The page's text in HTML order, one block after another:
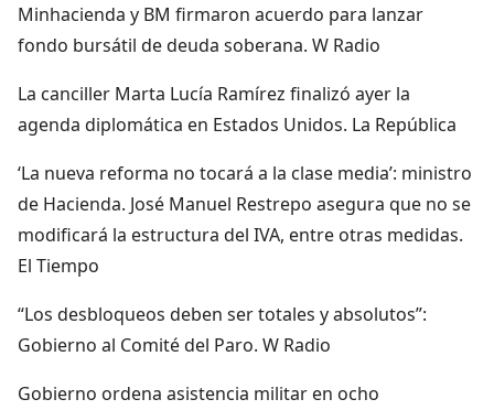
Minhacienda y BM firmaron acuerdo para lanzar
fondo bursátil de deuda soberana. W Radio
La canciller Marta Lucía Ramírez finalizó ayer la
agenda diplomática en Estados Unidos. La República
‘La nueva reforma no tocará a la clase media’: ministro
de Hacienda. José Manuel Restrepo asegura que no se
modificará la estructura del IVA, entre otras medidas.
El Tiempo
“Los desbloqueos deben ser totales y absolutos”:
Gobierno al Comité del Paro. W Radio
Gobierno ordena asistencia militar en ocho